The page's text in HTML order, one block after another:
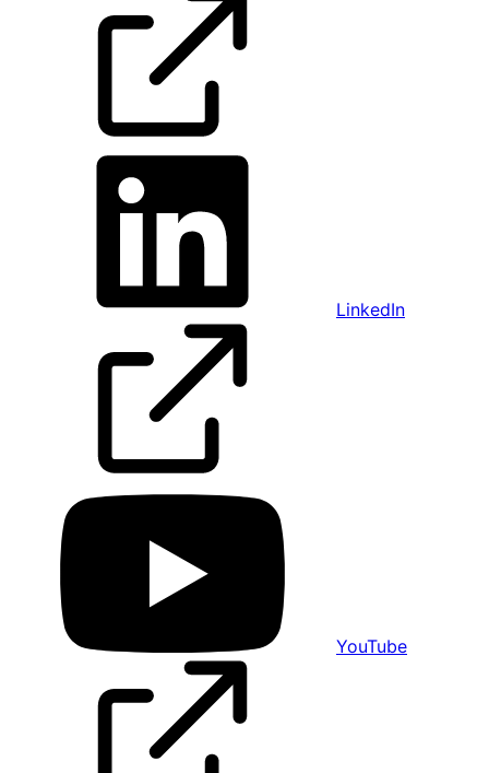
LinkedIn
YouTube